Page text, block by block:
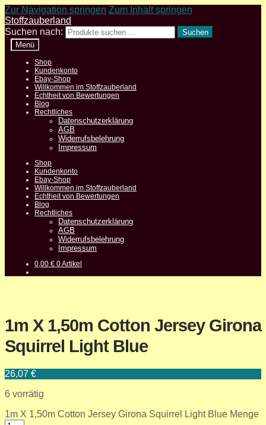
Zur Navigation springen Zum Inhalt springen
Stoffzauberland
Suchen nach:
Suchen
Menü
Shop
Kundenkonto
Ebay-Shop
Willkommen im Stoffzauberland
Echtheit von Bewertungen
Blog
Rechtliches
Datenschutzerklärung
AGB
Widerrufsbelehrung
Impressum
Shop
Kundenkonto
Ebay-Shop
Willkommen im Stoffzauberland
Echtheit von Bewertungen
Blog
Rechtliches
Datenschutzerklärung
AGB
Widerrufsbelehrung
Impressum
0,00€ 0 Artikel
1m X 1,50m Cotton Jersey Girona
Squirrel Light Blue
26,07 €
6 vorrätig
1m X 1,50m Cotton Jersey Girona Squirrel Light Blue Menge